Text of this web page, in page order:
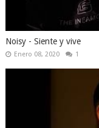
Noisy - Siente y vive
Enero 08, 2020 1